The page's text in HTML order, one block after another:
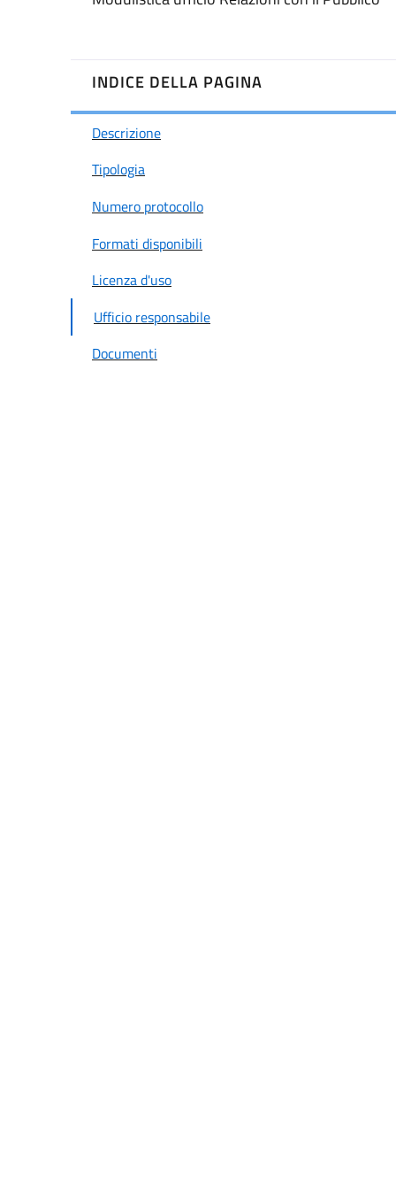
INDICE DELLA PAGINA
Descrizione
Tipologia
Numero protocollo
Formati disponibili
Licenza d'uso
Ufficio responsabile
Documenti